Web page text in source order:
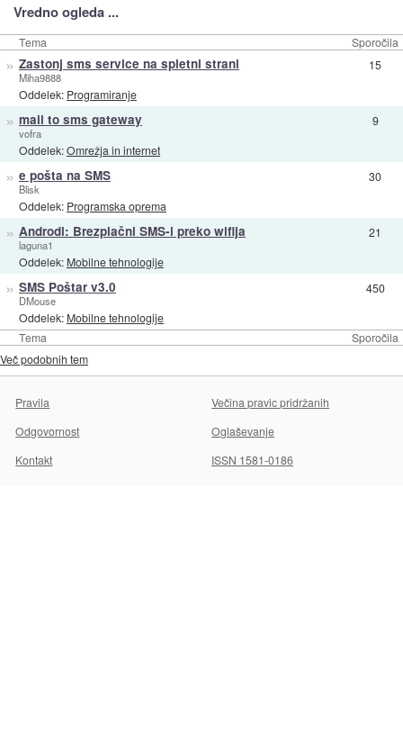
Vredno ogleda ...
Tema Sporočila
Tema Sporočila
» Zastonj sms service na spletni strani
Miha9888
Oddelek: Programiranje
15
» mail to sms gateway
vofra
Oddelek:Omrežja in internet
9
» e pošta na SMS
Blisk
Oddelek: Programska oprema
30
» Androdi: Brezplačni SMS-i preko wifija
laguna1
Oddelek: Mobilne tehnologije
21
» SMS Poštar v3.0
DMouse
Oddelek: Mobilne tehnologije
450
Več podobnih tem
Pravila
Večina pravic pridržanih
Odgovornost
Oglaševanje
Kontakt
ISSN 1581-0186